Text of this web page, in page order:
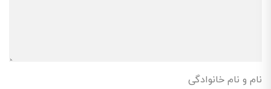
نام و نام خانوادگی